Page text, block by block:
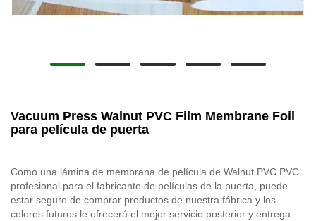
Vacuum Press Walnut PVC Film Membrane Foil
para película de puerta
Como una lámina de membrana de película de Walnut PVC PVC
profesional para el fabricante de películas de la puerta, puede
estar seguro de comprar productos de nuestra fábrica y los
colores futuros le ofrecerá el mejor servicio posterior y entrega